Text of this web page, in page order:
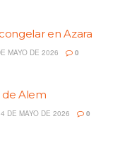
en Azara
MAYO DE 2026 0
Alem
DE MAYO DE 2026 0